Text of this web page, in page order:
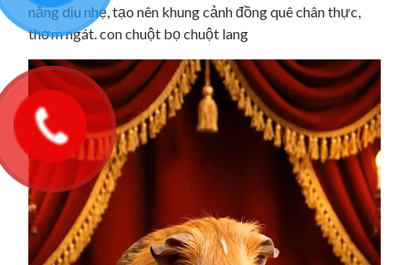
nắng dịu nhẹ, tạo nên khung cảnh đồng quê chân thực,
thơm ngát. con chuột bọ chuột lang